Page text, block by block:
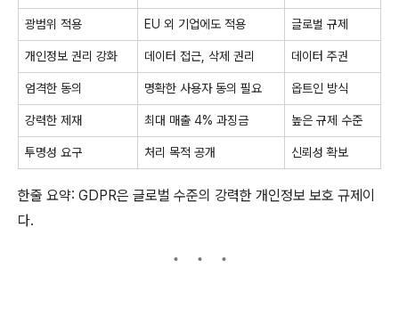
광범위 적용 EU 외 기업에도 적용 글로벌 규제
개인정보 권리 강화 데이터 접근, 삭제 권리 데이터 주권
엄격한 동의 명확한 사용자 동의 필요 옵트인 방식
강력한 제재 최대 매출 4% 과징금 높은 규제 수준
투명성 요구 처리 목적 공개 신뢰성 확보
한줄 요약: GDPR은 글로벌 수준의 강력한 개인정보 보호 규제이
다.